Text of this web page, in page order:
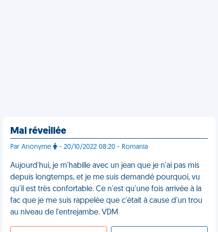
Mal réveillée
Par Anonyme - 20/10/2022 08:20 - Romania
Aujourd'hui, je m'habille avec un jean que je n'ai pas mis
depuis longtemps, et je me suis demandé pourquoi, vu
qu'il est très confortable. Ce n'est qu'une fois arrivée à la
fac que je me suis rappelée que c'était à cause d'un trou
au niveau de l'entrejambe. VDM